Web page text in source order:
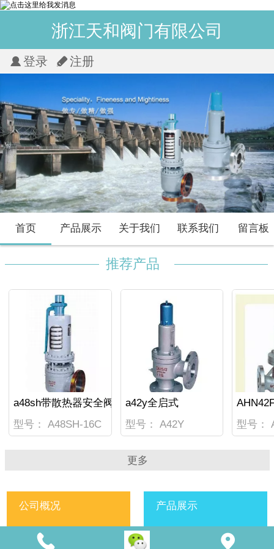
浙江天和阀门有限公司
登录 注册
首页 产品展示 关于我们 联系我们 留言板
推荐产品
a48sh带散热器安全阀
型号： A48SH-16C
a42y全启式
型号： A42Y
型号：
更多
公司概况 产品展示